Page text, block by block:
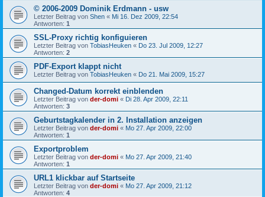
© 2006-2009 Dominik Erdmann - usw
Letzter Beitrag von Shen « Mi 16. Dez 2009, 22:54
Antworten: 1
SSL-Proxy richtig konfiguieren
Letzter Beitrag von TobiasHeuken « Do 23. Jul 2009, 12:27
Antworten: 2
PDF-Export klappt nicht
Letzter Beitrag von TobiasHeuken « Do 21. Mai 2009, 15:27
Changed-Datum korrekt einblenden
Letzter Beitrag von der-domi « Di 28. Apr 2009, 22:11
Antworten: 3
Geburtstagkalender in 2. Installation anzeigen
Letzter Beitrag von der-domi « Mo 27. Apr 2009, 22:00
Antworten: 1
Exportproblem
Letzter Beitrag von der-domi « Mo 27. Apr 2009, 21:40
Antworten: 1
URL1 klickbar auf Startseite
Letzter Beitrag von der-domi « Mo 27. Apr 2009, 21:12
Antworten: 4